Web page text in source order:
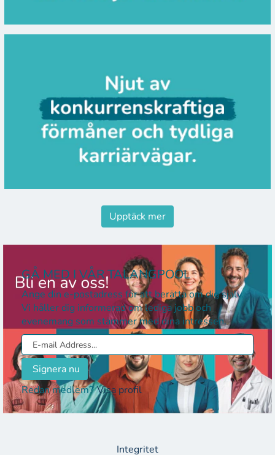
Upptäck mer
GÅ MED I VÅR TALANGPOOL
Ange din e-postadress för att berätta om dig själv.
Vi håller dig informerad om lediga jobb och
evenemang som stämmer med dina intressen.
Redan medlem? Visa profil
Integritet